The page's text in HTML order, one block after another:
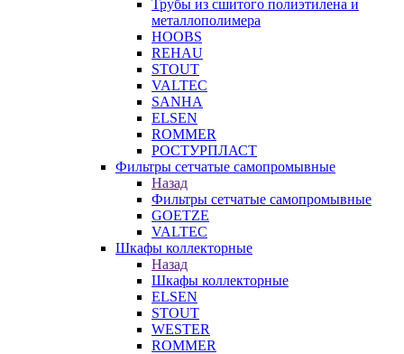
Трубы из сшитого полиэтилена и
металлополимера
HOOBS
REHAU
STOUT
VALTEC
SANHA
ELSEN
ROMMER
РОСТУРПЛАСТ
Фильтры сетчатые самопромывные
Назад
Фильтры сетчатые самопромывные
GOETZE
VALTEC
Шкафы коллекторные
Назад
Шкафы коллекторные
ELSEN
STOUT
WESTER
ROMMER